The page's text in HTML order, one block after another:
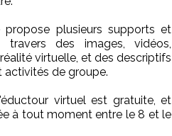
propose plusieurs supports et
travers des images, vidéos,
virtuelle, et des descriptifs
activités de groupe.
virtuel est gratuite, et
à tout moment entre le 8 et le